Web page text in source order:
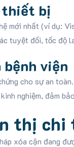
thiết bị
mới nhất (ví dụ:
tuyệt đối, tốc độ
bệnh viện
cho sự an toàn.
nghiệm, đảm
thị
xóa cận đang